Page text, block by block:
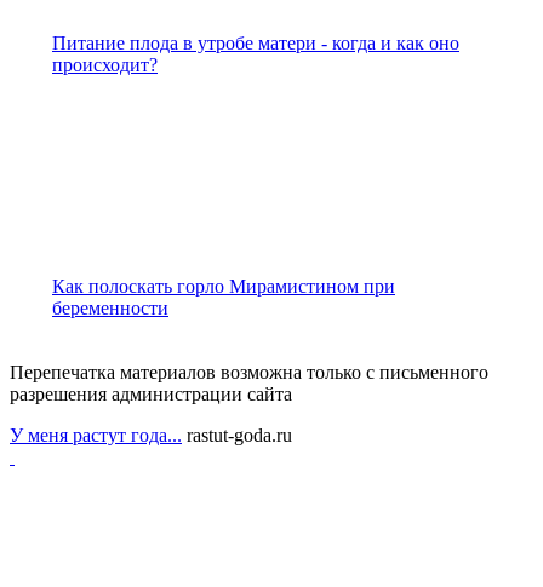
Питание плода в утробе матери - когда и как оно
происходит?
Как полоскать горло Мирамистином при
беременности
Перепечатка материалов возможна только с письменного
разрешения администрации сайта
У меня растут года... rastut-goda.ru